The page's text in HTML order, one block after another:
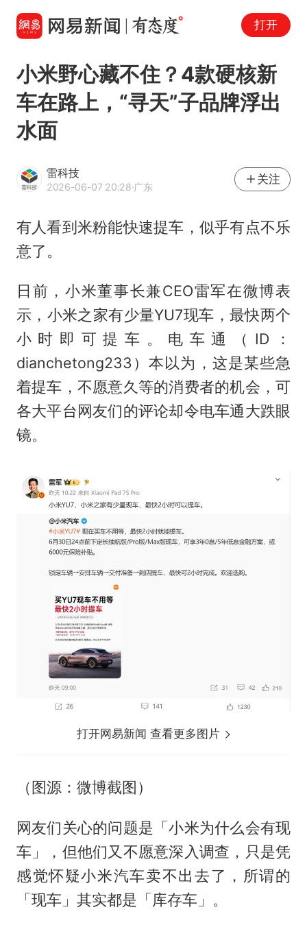
打开
小米野心藏不住？4款硬核新
车在路上，“寻天”子品牌浮出
水面
雷科技
2026-06-07 20:28·广东
关注
有人看到米粉能快速提车，似乎有点不乐
意了。
日前，小米董事长兼CEO雷军在微博表
示，小米之家有少量YU7现车，最快两个
小时即可提车。电车通（ID：
dianchetong233）本以为，这是某些急
着提车，不愿意久等的消费者的机会，可
各大平台网友们的评论却令电车通大跌眼
镜。
打开网易新闻 查看更多图片
（图源：微博截图）
网友们关心的问题是「小米为什么会有现
车」，但他们又不愿意深入调查，只是凭
感觉怀疑小米汽车卖不出去了，所谓的
「现车」其实都是「库存车」。